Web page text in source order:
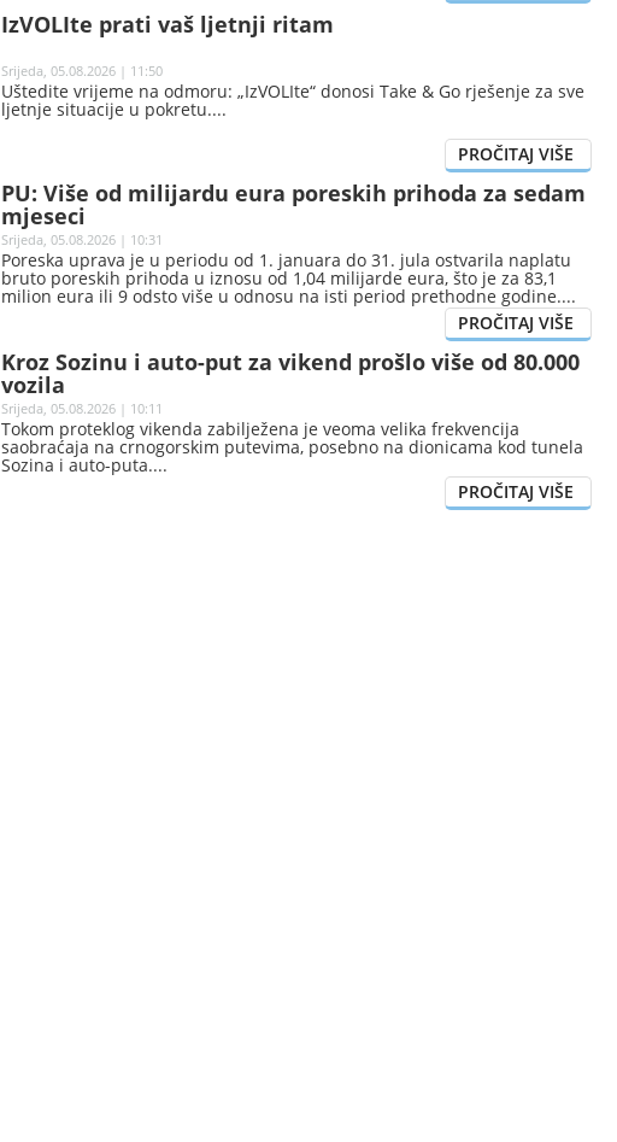
IzVOLIte prati vaš ljetnji ritam
Srijeda, 05.08.2026 | 11:50
Uštedite vrijeme na odmoru: „IzVOLIte“ donosi Take & Go rješenje za sve
ljetnje situacije u pokretu.
PU: Više od milijardu eura poreskih prihoda za sedam
mjeseci
Srijeda, 05.08.2026 | 10:31
Poreska uprava je u periodu od 1. januara do 31. jula ostvarila naplatu
bruto poreskih prihoda u iznosu od 1,04 milijarde eura, što je za 83,1
milion eura ili 9 odsto više u odnosu na isti period prethodne godine.
Kroz Sozinu i auto-put za vikend prošlo više od 80.000
vozila
Srijeda, 05.08.2026 | 10:11
Tokom proteklog vikenda zabilježena je veoma velika frekvencija
saobraćaja na crnogorskim putevima, posebno na dionicama kod tunela
Sozina i auto-puta.